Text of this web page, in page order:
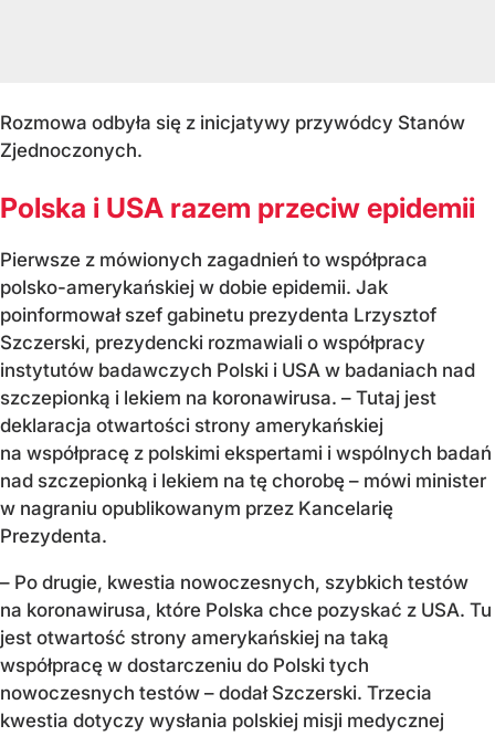
Rozmowa odbyła się z inicjatywy przywódcy Stanów
Zjednoczonych.
Polska i USA razem przeciw epidemii
Pierwsze z mówionych zagadnień to współpraca
polsko-amerykańskiej w dobie epidemii. Jak
poinformował szef gabinetu prezydenta Lrzysztof
Szczerski, prezydencki rozmawiali o współpracy
instytutów badawczych Polski i USA w badaniach nad
szczepionką i lekiem na koronawirusa. – Tutaj jest
deklaracja otwartości strony amerykańskiej
na współpracę z polskimi ekspertami i wspólnych badań
nad szczepionką i lekiem na tę chorobę – mówi minister
w nagraniu opublikowanym przez Kancelarię
Prezydenta.
– Po drugie, kwestia nowoczesnych, szybkich testów
na koronawirusa, które Polska chce pozyskać z USA. Tu
jest otwartość strony amerykańskiej na taką
współpracę w dostarczeniu do Polski tych
nowoczesnych testów – dodał Szczerski. Trzecia
kwestia dotyczy wysłania polskiej misji medycznej